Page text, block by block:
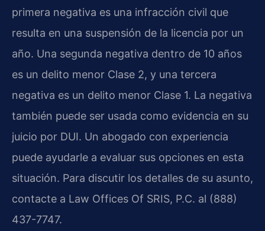
primera negativa es una infracción civil que
resulta en una suspensión de la licencia por un
año. Una segunda negativa dentro de 10 años
es un delito menor Clase 2, y una tercera
negativa es un delito menor Clase 1. La negativa
también puede ser usada como evidencia en su
juicio por DUI. Un abogado con experiencia
puede ayudarle a evaluar sus opciones en esta
situación. Para discutir los detalles de su asunto,
contacte a Law Offices Of SRIS, P.C. al (888)
437-7747.